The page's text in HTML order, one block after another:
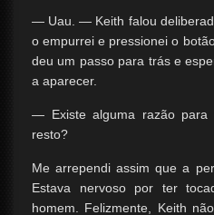
— Uau. — Keith falou
o empurrei e pressionei o
deu um passo para trás e
a aparecer.
— Existe alguma razão para
resto?
Me arrependi assim que a
Estava nervoso por ter
homem. Felizmente, Keith